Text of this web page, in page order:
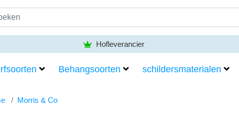
Hofleverancier
Behangsoorten schildersmaterialen
Morris & Co